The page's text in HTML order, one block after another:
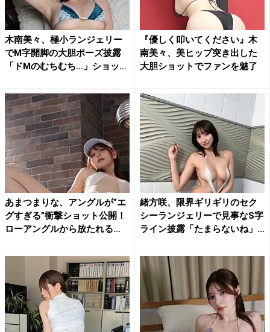
木南美々、極小ランジェリー
でM字開脚の大胆ポーズ披露
「ドMのむちむち…」ショッ
『優しく叩いてください』木
南美々、美ヒップ突き出した
大胆ショットでファンを魅了
あまつまりな、アングルが“エ
グすぎる”衝撃ショット公開！
ローアングルから放たれる...
緒方咲、限界ギリギリのセク
シーランジェリーで見事なS字
ライン披露「たまらないね」...